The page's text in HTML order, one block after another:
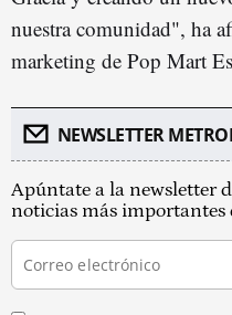
nuestra comunidad", ha
marketing de Pop Mart
NEWSLETTER
Apúntate a la newsletter
noticias más importantes